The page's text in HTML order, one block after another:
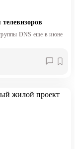
DNS еще в июне